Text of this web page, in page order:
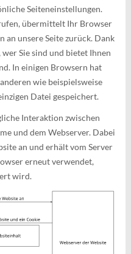
Seiteneinstellungen.
übermittelt Ihr Browser
an unsere Seite zurück. Dank
Sie sind und bietet Ihnen
In einigen Browsern hat
wie beispielsweise
Datei gespeichert.
Interaktion zwischen
und dem Webserver. Dabei
an und erhält vom Server
erneut verwendet,
wird.